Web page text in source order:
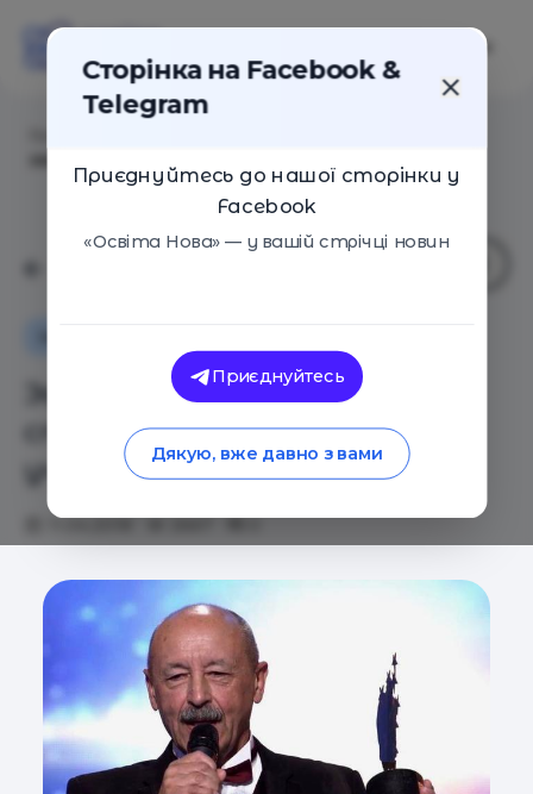
Эффект Пшенички. Чего
стоит звание лучшего
учителя в мире
11.04.2018 2667 0
Сторінка на Facebook &
Telegram
Приєднуйтесь до нашої сторінки у
Facebook
«Освіта Нова» — у вашій стрічці новин
Приєднуйтесь
Дякую, вже давно з вами